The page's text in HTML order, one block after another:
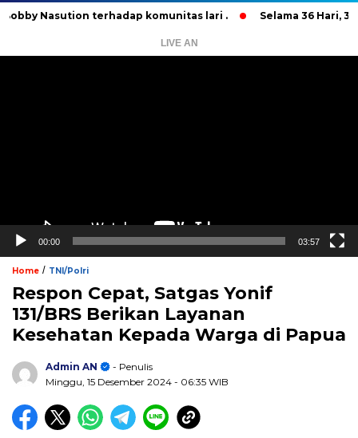
terhadap komunitas lari . Selama 36 Hari, 37
LIVE AN
00:00 03:57
Home / TNI/Polri
Respon Cepat, Satgas Yonif
131/BRS Berikan Layanan
Kesehatan Kepada Warga di Papua
Admin AN
- Penulis
Minggu, 15 Desember 2024 - 06:35 WIB